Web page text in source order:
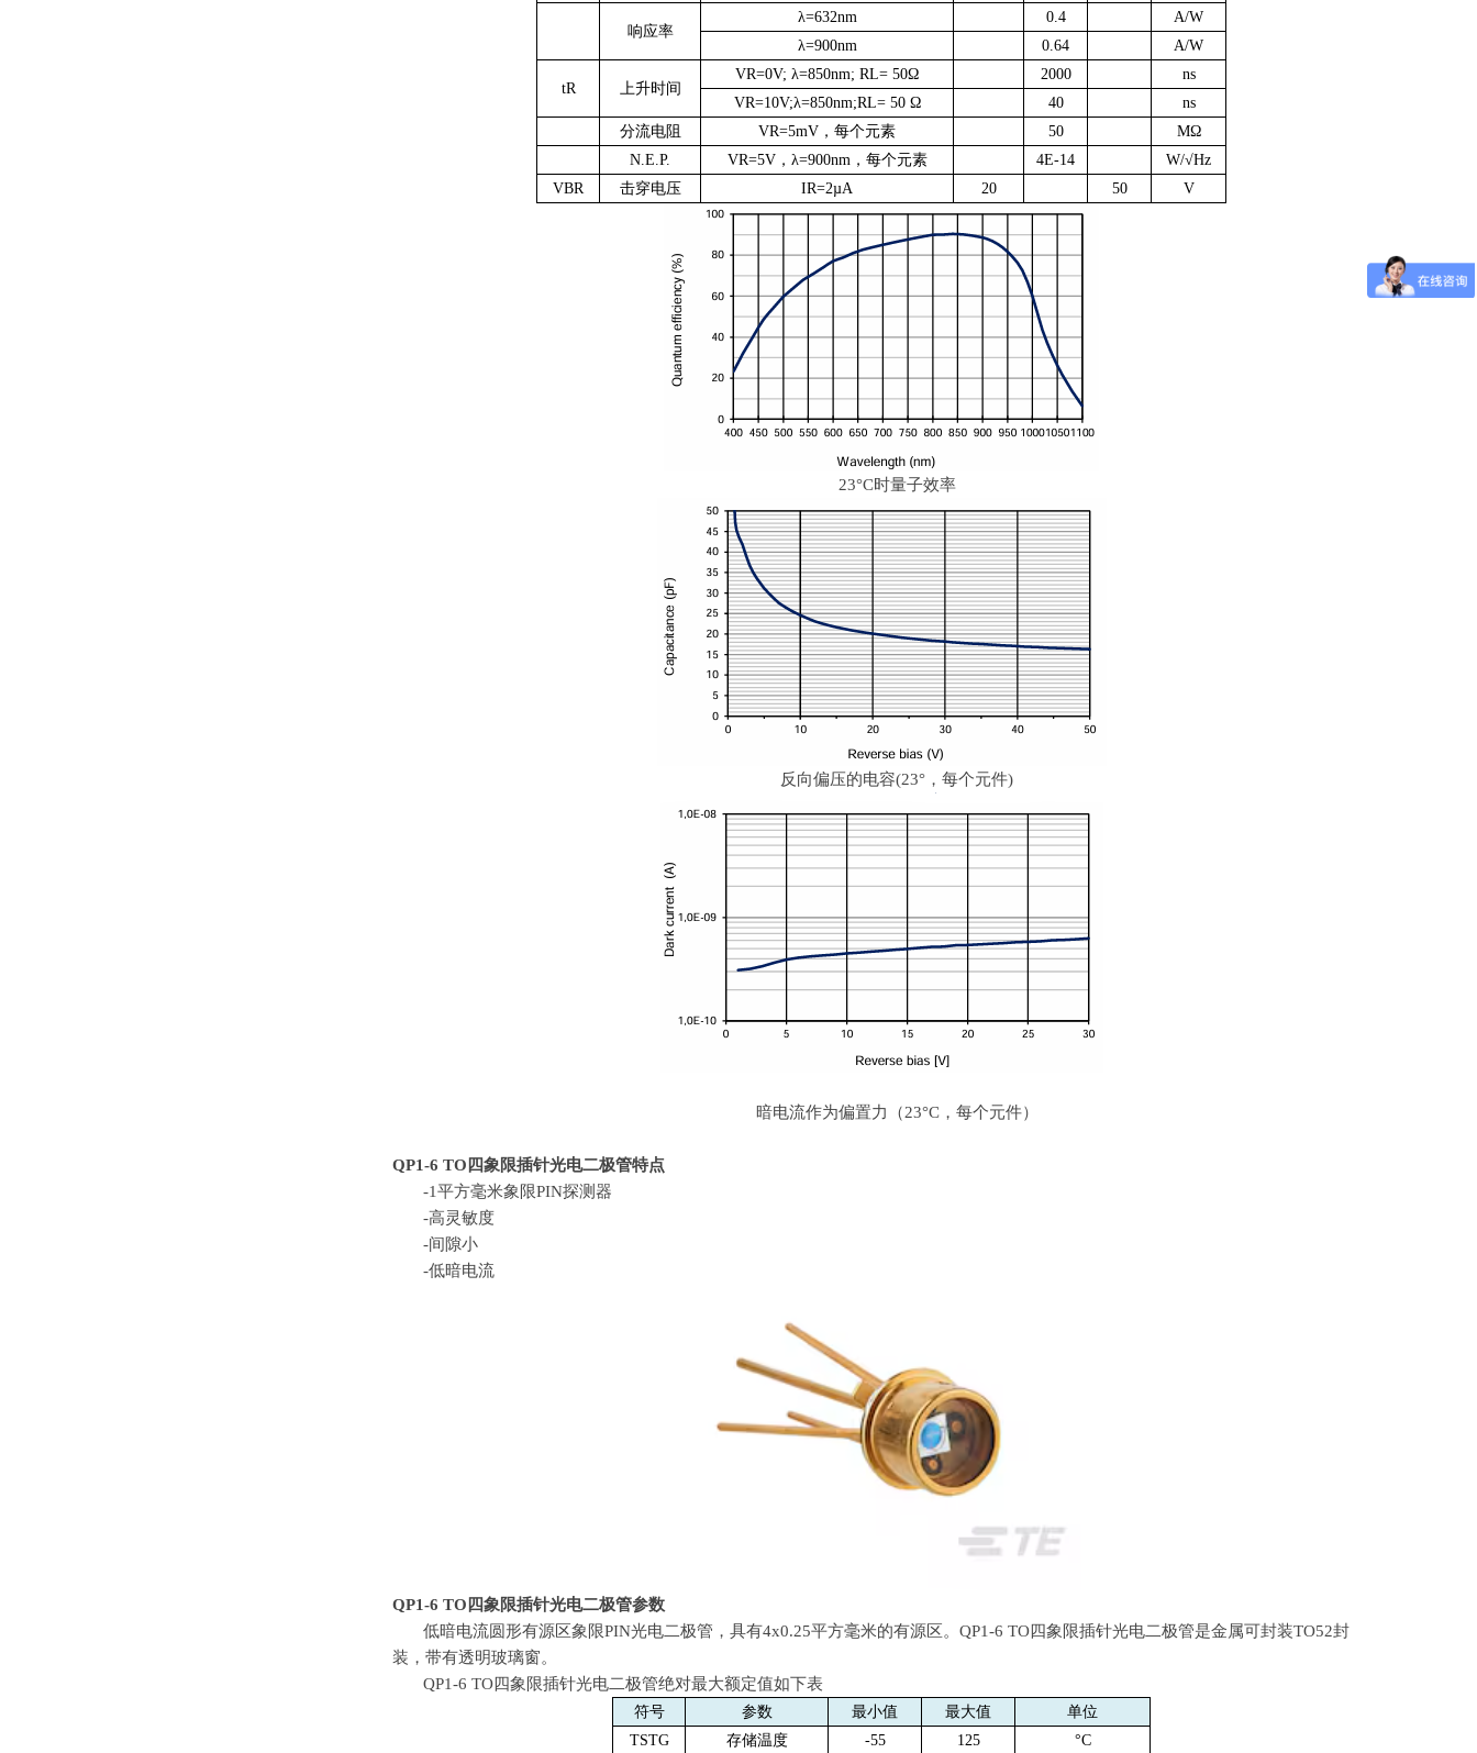
响应率
λ=632nm 0.4
A/W
λ=900nm 0.64 A/W
tR 上升时间
VR=0V; λ=850nm; RL= 50Ω 2000
ns
VR=10V;λ=850nm;RL= 50 Ω 40
ns
分流电阻
VR=5mV ，每个元素 50 MΩ
N.E.P.
VR=5V，λ=900nm，每个元素 4E-14 W/√Hz
VBR
击穿电压 IR=2µA 20 50 V
23°C时量子效率
反向偏压的电容(23°，每个元件)
暗电流作为偏置力（23°C，每个元件）
QP1-6 TO 四象限插针光电二极管特点
-1平方毫米象限PIN探测器
-高灵敏度
-间隙小
-低暗电流
QP1-6 TO 四象限插针光电二极管参数
低暗电流圆形有源区象限PIN光电二极管，具有4x0.25平方毫米的有源区。 QP1-6 TO四象限插针光电二极管是金属可封装TO52封
装，带有透明玻璃窗。
QP1-6 TO四象限插针光电二极管绝对最大额定值如下表
符号 参数 最小值 最大值
单位
TSTG
存储温度 -55 125 °C